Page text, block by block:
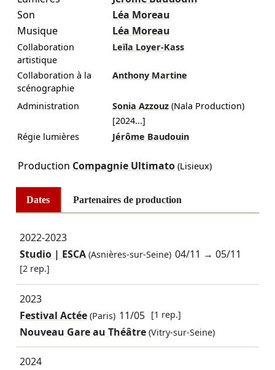
Son
Léa Moreau
Musique
Léa Moreau
Collaboration
artistique
Leïla Loyer-Kass
Collaboration à la
scénographie
Anthony Martine
Administration Sonia Azzouz (Nala Production)
[2024...]
Régie lumières
Jérôme Baudouin
Production Compagnie Ultimato(Lisieux)
Dates Partenaires de production
2022-2023
Studio | ESCA(Asnières-sur-Seine) 04/11 →05/11
[2 rep.]
2023
Festival Actée(Paris) 11/05 [1 rep.]
Nouveau Gare au Théâtre (Vitry-sur-Seine)
2024